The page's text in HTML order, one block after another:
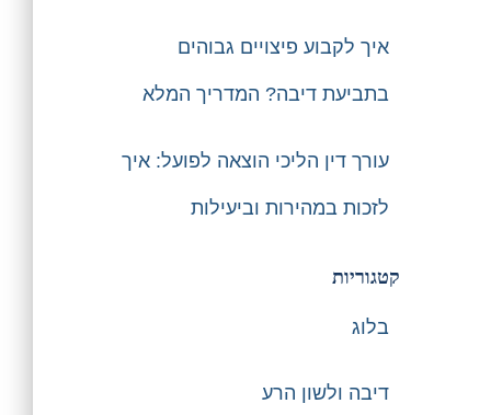
איך לקבוע פיצויים גבוהים
בתביעת דיבה? המדריך המלא
עורך דין הליכי הוצאה לפועל: איך
לזכות במהירות וביעילות
קטגוריות
בלוג
דיבה ולשון הרע